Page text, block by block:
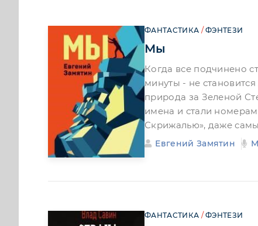
ФАНТАСТИКА /ФЭНТЕЗИ
Мы
Когда все подчинено
минуты - не
природа за Зеленой
имена и стали
Скрижалью», даже
Евгений Замятин
ФАНТАСТИКА /ФЭНТЕЗИ